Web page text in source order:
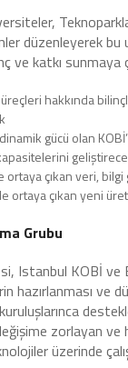
düzenleyerek bu
ve katkı sunmaya
hakkında
gücü olan
ortaya çıkan veri,
ortaya çıkan yeni
Grubu
Istanbul KOBİ ve
hazırlanması ve
zorlayan
üzerinde